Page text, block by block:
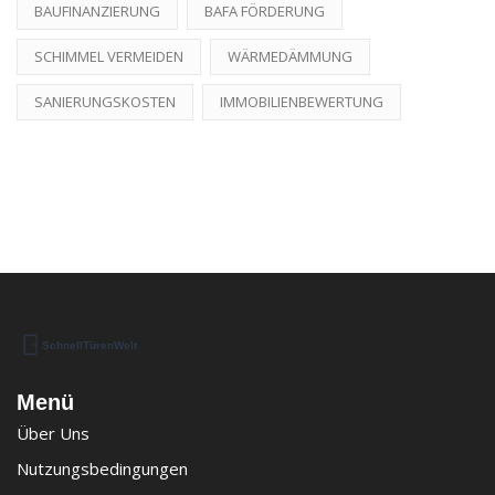
BAUFINANZIERUNG BAFA FÖRDERUNG
SCHIMMEL VERMEIDEN WÄRMEDÄMMUNG
SANIERUNGSKOSTEN IMMOBILIENBEWERTUNG
Menü
Über Uns
Nutzungsbedingungen